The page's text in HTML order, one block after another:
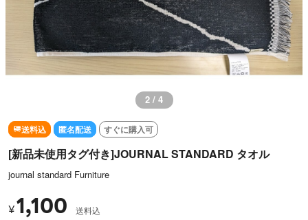
2 / 4
送料込 匿名配送 すぐに購入可
[新品未使用タグ付き]JOURNAL STANDARD タオル
journal standard Furniture
¥1,100 送料込